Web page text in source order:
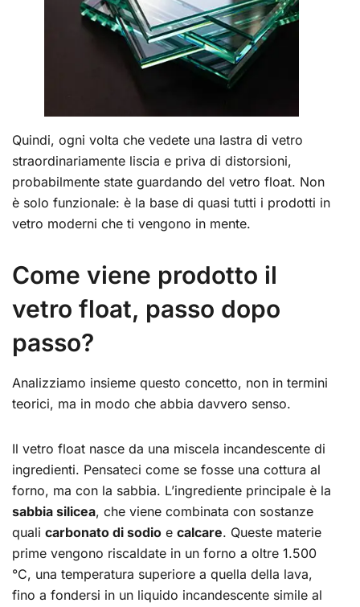
Quindi, ogni volta che vedete una lastra di vetro
straordinariamente liscia e priva di distorsioni,
probabilmente state guardando del vetro float. Non
è solo funzionale: è la base di quasi tutti i prodotti in
vetro moderni che ti vengono in mente.
Come viene prodotto il
vetro float, passo dopo
passo?
Analizziamo insieme questo concetto, non in termini
teorici, ma in modo che abbia davvero senso.
Il vetro float nasce da una miscela incandescente di
ingredienti. Pensateci come se fosse una cottura al
forno, ma con la sabbia. L’ingrediente principale è la
sabbia silicea, che viene combinata con sostanze
quali carbonato di sodio e calcare. Queste materie
prime vengono riscaldate in un forno a oltre 1.500
°C, una temperatura superiore a quella della lava,
fino a fondersi in un liquido incandescente simile al